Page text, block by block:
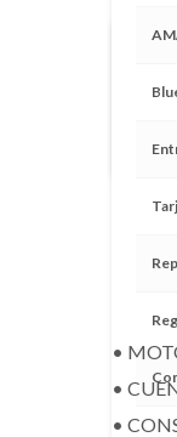
En
•
•
•